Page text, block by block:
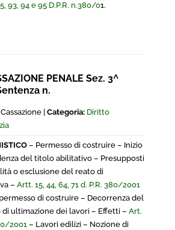
93, 94 e 95 D.P.R. n.380/01.
PENALE Sez. 3^
n.
| Categoria: Diritto
– Permesso di costruire – Inizio
del titolo abilitativo – Presupposti
o esclusione del reato di
– Artt. 15, 44, 64, 71 d. P.R. 380/2001
di costruire – Decorrenza del
ultimazione dei lavori – Effetti – Art.
2001 – Lavori edilizi – Nozione di